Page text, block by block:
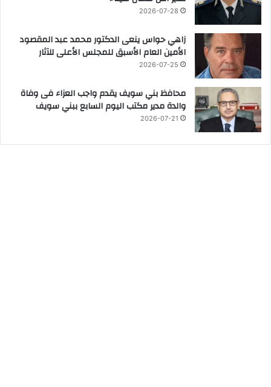
2026-07-28
زاهي حواس ينعى الدكتور محمد عبد المقصود
الأمين العام الأسبق للمجلس الأعلى للآثار
2026-07-25
محافظ بني سويف يقدم واجب العزاء فى وفاة
والدة مدير مكتب اليوم السابع ببني سويف
2026-07-21